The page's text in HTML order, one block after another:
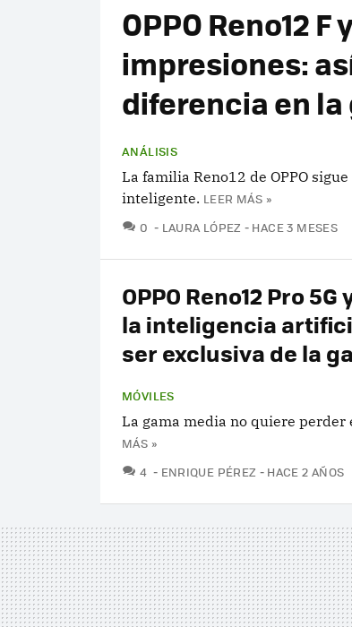
OPPO Reno12
impresiones:
diferencia en
ANÁLISIS
La familia Reno12 de OPPO
inteligente. LEER MÁS »
0 COMENTARIOS
LAURA LÓPEZ HACE 3 MESES
OPPO Reno12 Pro 5G
la inteligencia
ser exclusiva de la
MÓVILES
La gama media no quiere perder
MÁS »
4 COMENTARIOS
ENRIQUE PÉREZ HACE 2 AÑOS